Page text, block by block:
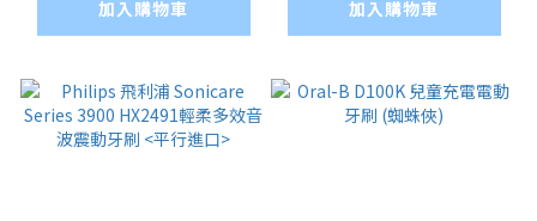
加入購物車 加入購物車